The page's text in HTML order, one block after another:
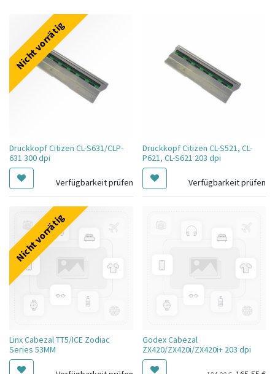
Nicht vorrätig
Druckkopf Citizen CL-S631/CLP-
631 300 dpi
Verfügbarkeit prüfen
Druckkopf Citizen CL-S521, CL-
P621, CL-S621 203 dpi
Verfügbarkeit prüfen
Nicht vorrätig
Linx Cabezal TT5/ICE Zodiac
Series 53MM
Godex Cabezal
ZX420/ZX420i/ZX420i+ 203 dpi